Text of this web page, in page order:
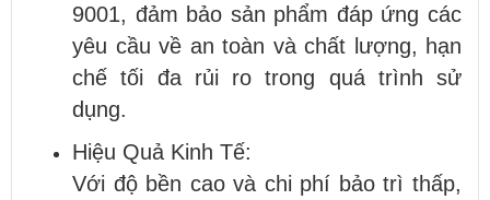
9001, đảm bảo sản phẩm đáp ứng các
yêu cầu về an toàn và chất lượng, hạn
chế tối đa rủi ro trong quá trình sử
dụng.
Hiệu Quả Kinh Tế:
Với độ bền cao và chi phí bảo trì thấp,